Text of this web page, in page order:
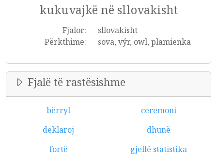
kukuvajkë në sllovakisht
Fjalor:
sllovakisht
Përkthime:
sova, výr, owl, plamienka
Fjalë të rastësishme
bërryl
ceremoni
deklaroj
dhunë
fortë
gjellë statistika